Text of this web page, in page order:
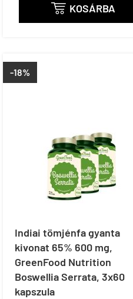
 KOSÁRBA
-18%
Indiai tömjénfa gyanta
kivonat 65% 600 mg,
GreenFood Nutrition
Boswellia Serrata, 3x60
kapszula